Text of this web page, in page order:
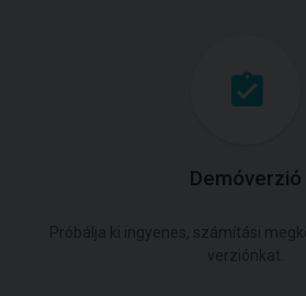
Demóverzió